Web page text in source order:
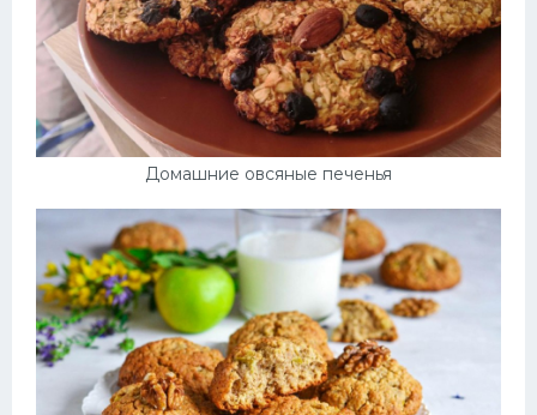
Домашние овсяные печенья